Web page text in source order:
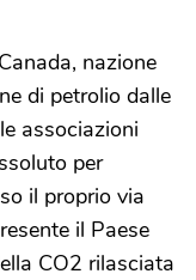
nazione
di petrolio dalle
associazioni
per
il proprio via
il Paese
CO2 rilasciata